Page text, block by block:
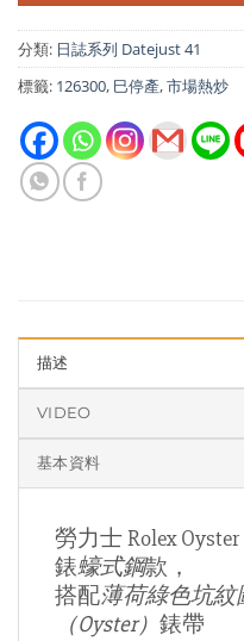
分類: 日誌系列 Datejust 41
標籤: 126300, 巳停產,市場熱炒
描述
VIDEO
基本資料
勞力士 Rolex
錶蠔式鋼款，
搭配薄荷綠色坑紋
（Oyster） 錶帶